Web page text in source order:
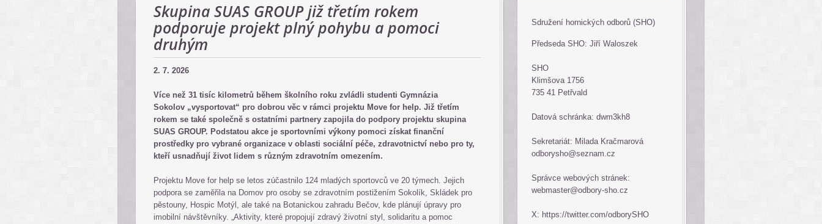
Skupina SUAS GROUP již třetím rokem
podporuje projekt plný pohybu a pomoci
druhým
2. 7. 2026
Více než 31 tisíc kilometrů během školního roku zvládli studenti Gymnázia
Sokolov „vysportovat“ pro dobrou věc v rámci projektu Move for help. Již třetím
rokem se také společně s ostatními partnery zapojila do podpory projektu skupina
SUAS GROUP. Podstatou akce je sportovními výkony pomoci získat finanční
prostředky pro vybrané organizace v oblasti sociální péče, zdravotnictví nebo pro ty,
kteří usnadňují život lidem s různým zdravotním omezením.
Projektu Move for help se letos zúčastnilo 124 mladých sportovců ve 20 týmech. Jejich
podpora se zaměřila na Domov pro osoby se zdravotním postižením Sokolík, Skládek pro
pěstouny, Hospic Motýl, ale také na Botanickou zahradu Bečov, kde plánují úpravy pro
imobilní návštěvníky. „Aktivity, které propojují zdravý životní styl, solidaritu a pomoc
Sdružení hornických odborů (SHO)
Předseda SHO: Jiří Waloszek
SHO
Klimšova 1756
735 41 Petřvald
Datová schránka: dwm3kh8
Sekretariát: Milada Kračmarová
odborysho@seznam.cz
Správce webových stránek:
webmaster@odbory-sho.cz
X: https://twitter.com/odborySHO